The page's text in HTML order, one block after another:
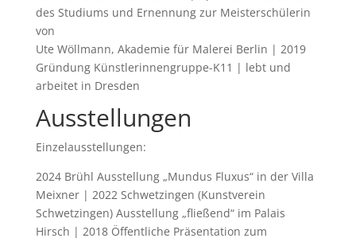
des Studiums und Ernennung zur Meisterschülerin
von
Ute Wöllmann, Akademie für Malerei Berlin | 2019
Gründung Künstlerinnengruppe-K11 | lebt und
arbeitet in Dresden
Ausstellungen
Einzelausstellungen:
2024 Brühl Ausstellung „Mundus Fluxus“ in der Villa
Meixner | 2022 Schwetzingen (Kunstverein
Schwetzingen) Ausstellung „fließend“ im Palais
Hirsch | 2018 Öffentliche Präsentation zum